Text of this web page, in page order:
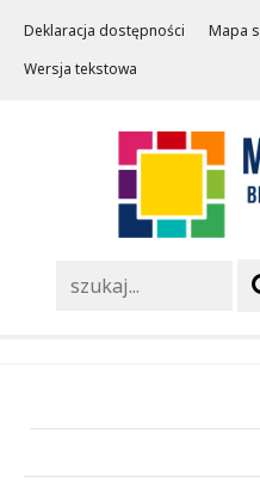
Deklaracja dostępności Mapa
Wersja tekstowa